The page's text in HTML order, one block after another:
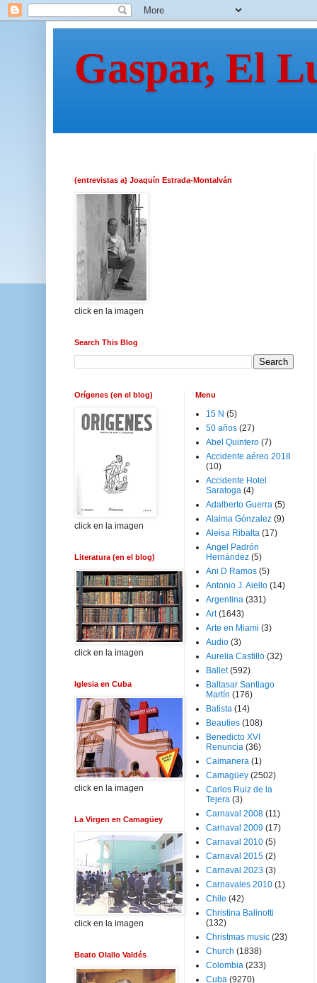
Gaspar, El
(entrevistas a) Joaquín Estrada-Montalván
click en la imagen
Search This Blog
Orígenes (en el blog)
click en la imagen
Literatura (en el blog)
click en la imagen
Iglesia en Cuba
click en la imagen
La Virgen en Camagüey
click en la imagen
Beato Olallo Valdés
Menu
15 N (5)
50 años (27)
Abel Quintero (7)
Accidente aéreo 2018
(10)
Accidente Hotel
Saratoga (4)
Adalberto Guerra (5)
Alaima Gónzalez (9)
Aleisa Ribalta (17)
Angel Padrón
Hernández (5)
Ani D Ramos (5)
Antonio J. Aiello (14)
Argentina (331)
Art (1643)
Arte en Miami (3)
Audio (3)
Aurelia Castillo (32)
Ballet (592)
Baltasar Santiago
Martín (176)
Batista (14)
Beauties (108)
Benedicto XVI
Renuncia (36)
Caimanera (1)
Camagüey (2502)
Carlos Ruiz de la
Tejera (3)
Carnaval 2008 (11)
Carnaval 2009 (17)
Carnaval 2010 (5)
Carnaval 2015 (2)
Carnaval 2023 (3)
Carnavales 2010 (1)
Chile (42)
Christina Balinotti
(132)
Christmas music (23)
Church (1838)
Colombia (233)
Cuba (9270)